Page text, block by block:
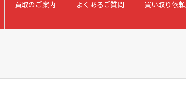
買取のご案内 よくあるご質問 買い取り依頼